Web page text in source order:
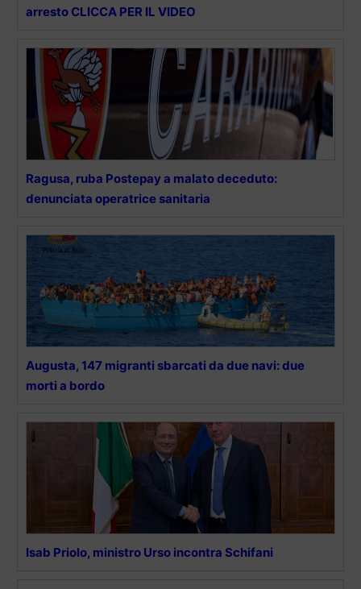
arresto CLICCA PER IL VIDEO
Ragusa, ruba Postepay a malato deceduto:
denunciata operatrice sanitaria
Augusta, 147 migranti sbarcati da due navi: due
morti a bordo
Isab Priolo, ministro Urso incontra Schifani